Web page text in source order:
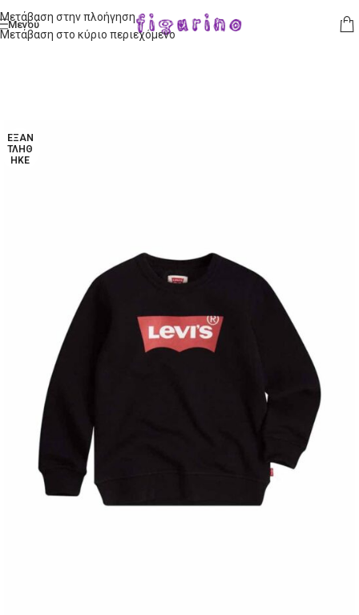
Μετάβαση στην πλοήγηση
Μετάβαση στο κύριο περιεχόμενο
Μενού
ΕΞΑΝ
ΤΛΉΘ
ΗΚΕ